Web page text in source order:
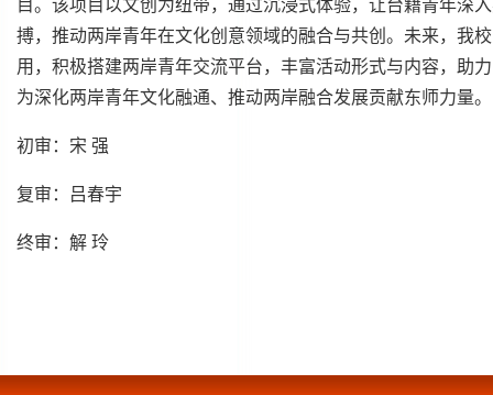
目。该项目以文创为纽带，通过沉浸式体验，让台籍青年深
搏，推动两岸青年在文化创意领域的融合与共创。未来，我
用，积极搭建两岸青年交流平台，丰富活动形式与内容，助
为深化两岸青年文化融通、推动两岸融合发展贡献东师力量。
初审：宋 强
复审：吕春宇
终审：解 玲